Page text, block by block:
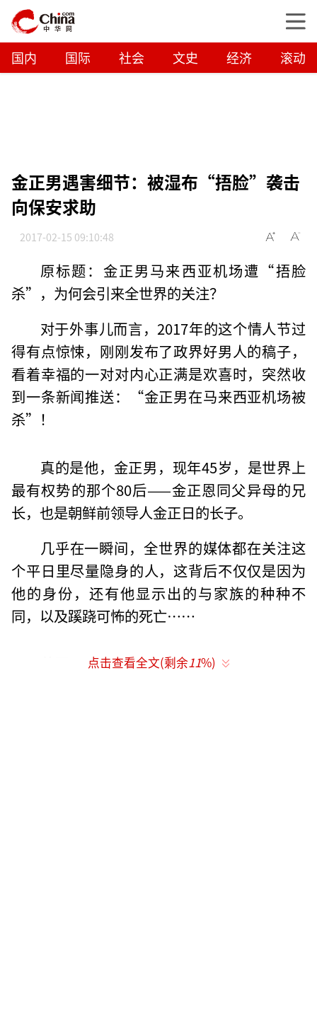
国内 国际 社会 文史 经济 滚动
金正男遇害细节：被湿布“捂脸”袭击
向保安求助
2017-02-15 09:10:48
原标题：金正男马来西亚机场遭“捂脸
杀”，为何会引来全世界的关注？
对于外事儿而言，2017年的这个情人节过
得有点惊悚，刚刚发布了政界好男人的稿子，
看着幸福的一对对内心正满是欢喜时，突然收
到一条新闻推送：“金正男在马来西亚机场被
杀”！
真的是他，金正男，现年45岁，是世界上
最有权势的那个80后——金正恩同父异母的兄
长，也是朝鲜前领导人金正日的长子。
几乎在一瞬间，全世界的媒体都在关注这
个平日里尽量隐身的人，这背后不仅仅是因为
他的身份，还有他显示出的与家族的种种不
同，以及蹊跷可怖的死亡……
英国BBC点击查看全文(剩余11%)